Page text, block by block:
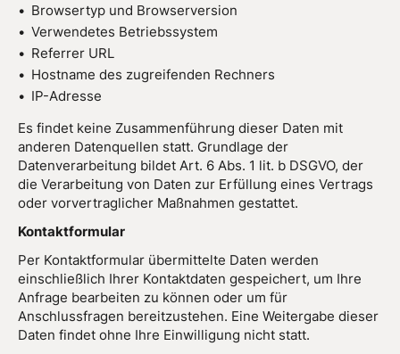
Browsertyp und Browserversion
Verwendetes Betriebssystem
Referrer URL
Hostname des zugreifenden Rechners
IP-Adresse
Es findet keine Zusammenführung dieser Daten mit
anderen Datenquellen statt. Grundlage der
Datenverarbeitung bildet Art. 6 Abs. 1 lit. b DSGVO, der
die Verarbeitung von Daten zur Erfüllung eines Vertrags
oder vorvertraglicher Maßnahmen gestattet.
Kontaktformular
Per Kontaktformular übermittelte Daten werden
einschließlich Ihrer Kontaktdaten gespeichert, um Ihre
Anfrage bearbeiten zu können oder um für
Anschlussfragen bereitzustehen. Eine Weitergabe dieser
Daten findet ohne Ihre Einwilligung nicht statt.